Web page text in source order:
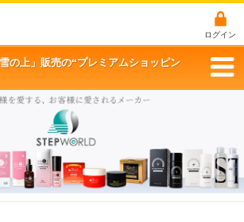
ログイン
の上」販売の“プレミアムショッピン